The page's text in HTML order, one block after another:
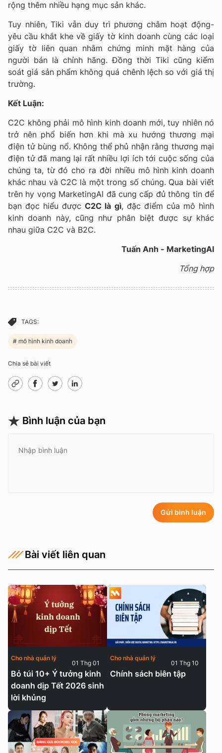
rộng thêm nhiều hạng mục sản khác.
Tuy nhiên, Tiki vẫn duy trì phương châm hoạt động-
yêu cầu khắt khe về giấy tờ kinh doanh cùng các loại
giấy tờ liên quan nhằm chứng minh mặt hàng của
người bán là chính hãng. Đồng thời Tiki cũng kiểm
soát giá sản phẩm không quá chênh lệch so với giá thị
trường.
Kết Luận:
C2C không phải mô hình kinh doanh mới, tuy nhiên nó
trở nên phổ biến hơn khi mà xu hướng thương mại
điện tử bùng nổ. Không thể phủ nhận rằng thương mại
điện tử đã mang lại rất nhiều lợi ích tới cuộc sống của
chúng ta, từ đó cho ra đời nhiều mô hình kinh doanh
khác nhau và C2C là một trong số chúng. Qua bài viết
trên hy vọng MarketingAI đã cung cấp đủ thông tin để
bạn đọc hiểu đượcC2C là gì, đặc điểm của mô hình
kinh doanh này, cũng như phân biệt được sự khác
nhau giữa C2C và B2C.
Tuấn Anh - MarketingAI
Tổng hợp
TAGS:
mô hình kinh doanh
Chia sẻ bài viết
Bình luận của bạn
Gửi bình luận
Bài viết liên quan
Bỏ túi 10+ Ý tưởng kinh
doanh dịp Tết 2026 sinh
lời khủng
Cho nhà quản lý
01 Thg 01
Chính sách biên tập
Cho nhà quản lý
01 Thg 10